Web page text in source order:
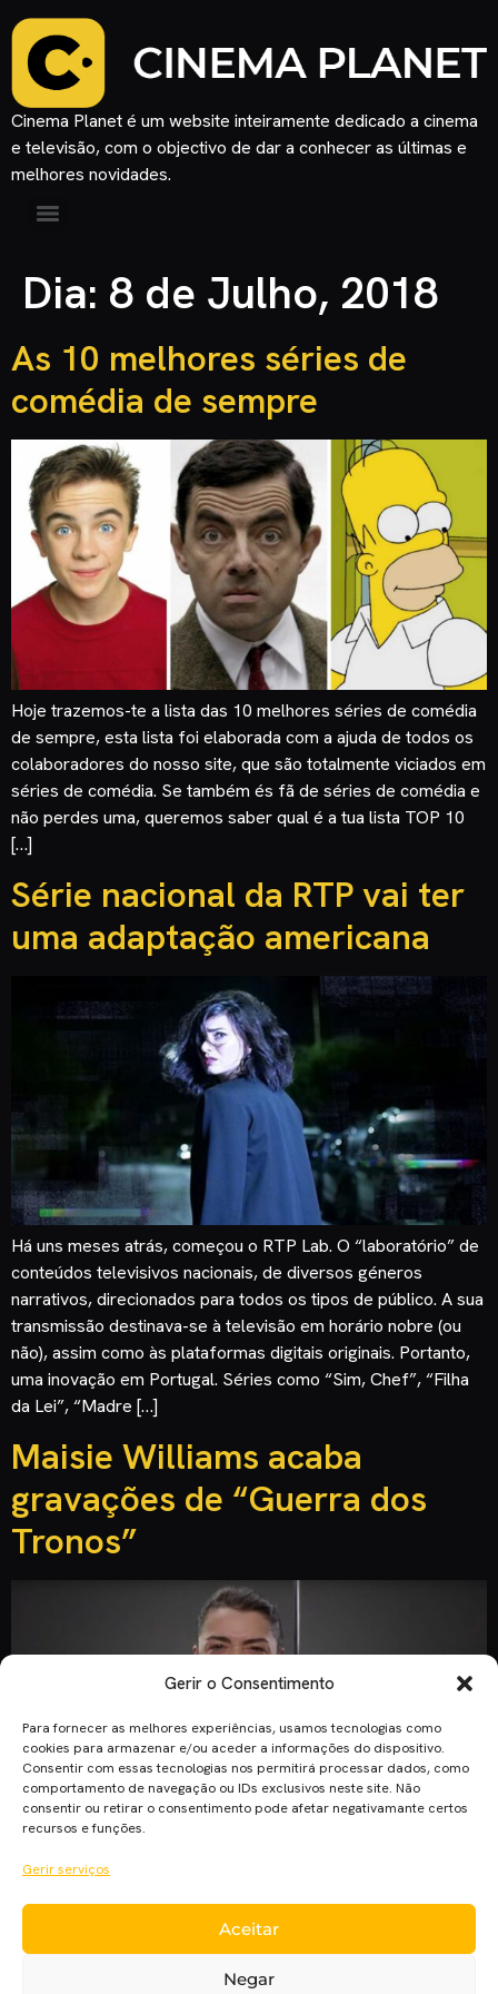
Gerir o Consentimento
Para fornecer as melhores experiências, usamos tecnologias como
cookies para armazenar e/ou aceder a informações do dispositivo.
Consentir com essas tecnologias nos permitirá processar dados, como
comportamento de navegação ou IDs exclusivos neste site. Não
consentir ou retirar o consentimento pode afetar negativamante certos
recursos e funções.
Gerir serviços
Aceitar
Negar
Cinema Planet é um website inteiramente dedicado a cinema
e televisão, com o objectivo de dar a conhecer as últimas e
melhores novidades.
Dia: 8 de Julho, 2018
As 10 melhores séries de
comédia de sempre
Hoje trazemos-te a lista das 10 melhores séries de comédia
de sempre, esta lista foi elaborada com a ajuda de todos os
colaboradores do nosso site, que são totalmente viciados em
séries de comédia. Se também és fã de séries de comédia e
não perdes uma, queremos saber qual é a tua lista TOP 10
[…]
Série nacional da RTP vai ter
uma adaptação americana
Há uns meses atrás, começou o RTP Lab. O “laboratório” de
conteúdos televisivos nacionais, de diversos géneros
narrativos, direcionados para todos os tipos de público. A sua
transmissão destinava-se à televisão em horário nobre (ou
não), assim como às plataformas digitais originais. Portanto,
uma inovação em Portugal. Séries como “Sim, Chef”, “Filha
da Lei”, “Madre […]
Maisie Williams acaba
gravações de “Guerra dos
Tronos”
No seu instagram, a atriz Maisie Williams despediu-se de
Guerra dos Tronos e da sua personagem Arya, partilhando
uma imagem curiosa. Após Sophie Turner e Emilia Clarke